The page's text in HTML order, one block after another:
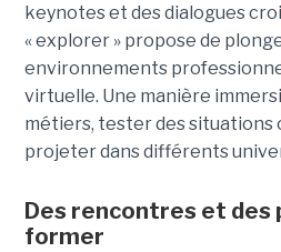
keynotes et des dialogues
« explorer » propose de
environnements
virtuelle. Une manière
métiers, tester des situations
projeter dans différents
Des rencontres et des
former